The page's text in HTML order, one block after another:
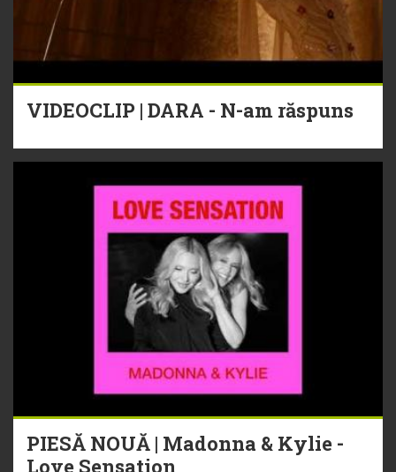
VIDEOCLIP | DARA - N-am răspuns
PIESĂ NOUĂ | Madonna & Kylie -
Love Sensation